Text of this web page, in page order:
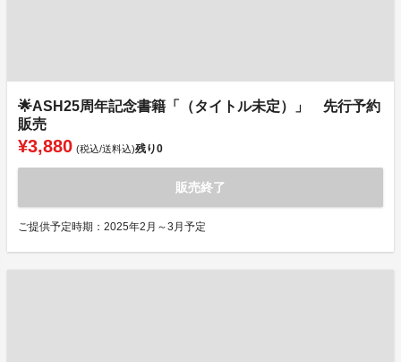
🌟ASH25周年記念書籍「（タイトル未定）」 先行予約
販売
¥3,880 (税込/送料込)残り0
販売終了
ご提供予定時期：2025年2月～3月予定